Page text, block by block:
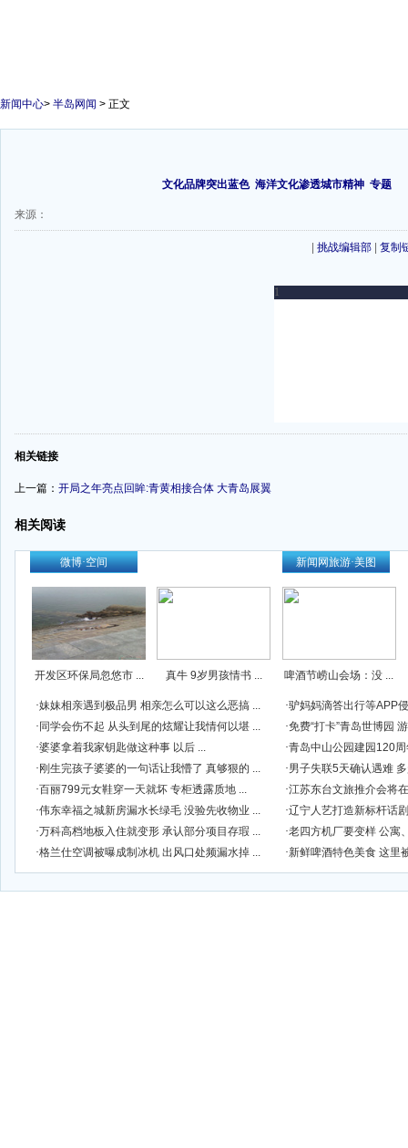
新闻中心> 半岛网闻 > 正文
文化品牌突出蓝色 海洋文化渗透城市精神 专题
来源：
挑战编辑部 复制
-
相关链接
上一篇： 开局之年亮点回眸:青黄相接合体 大青岛展翼
相关阅读